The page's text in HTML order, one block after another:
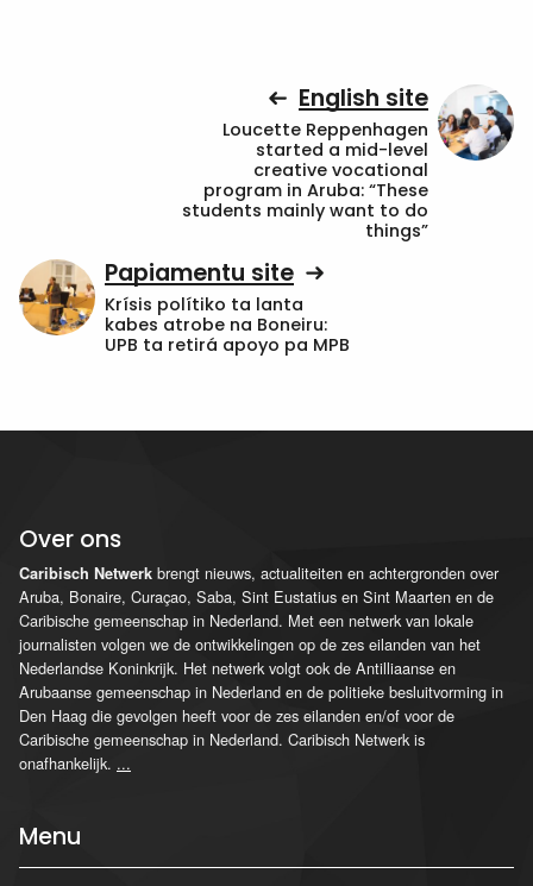
English site
Loucette Reppenhagen
started a mid-level
creative vocational
program in Aruba: “These
students mainly want to do
things”
Papiamentu site
Krísis polítiko ta lanta
kabes atrobe na Boneiru:
UPB ta retirá apoyo pa MPB
Over ons
Caribisch Netwerk brengt nieuws, actualiteiten en achtergronden over
Aruba, Bonaire, Curaçao, Saba, Sint Eustatius en Sint Maarten en de
Caribische gemeenschap in Nederland. Met een netwerk van lokale
journalisten volgen we de ontwikkelingen op de zes eilanden van het
Nederlandse Koninkrijk. Het netwerk volgt ook de Antilliaanse en
Arubaanse gemeenschap in Nederland en de politieke besluitvorming in
Den Haag die gevolgen heeft voor de zes eilanden en/of voor de
Caribische gemeenschap in Nederland. Caribisch Netwerk is
onafhankelijk. ...
Menu